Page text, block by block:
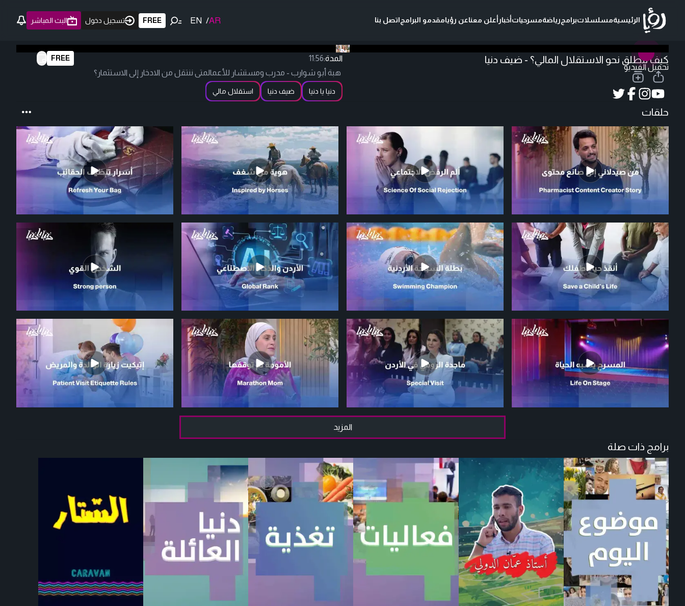
الرئيسيةمسلسلاتبرامجرياضةمسرحياتأخبارأعلن معناعن رؤيامقدمو البرامجاتصل بنا AR
/
EN
FREE تسجيل دخول البث المباشر
تحميل الفيديو
FREE كيف تنطلق نحو الاستقلال المالي؟ - ضيف دنيا المدة:11:56
هبة أبو شوارب - مدرب ومستشار للأعمالمتى ننتقل من الادخار إلى الاستثمار؟
دنيا يا دنيا ضيف دنيا استقلال مالي
حلقات
المزيد
برامج ذات صلة